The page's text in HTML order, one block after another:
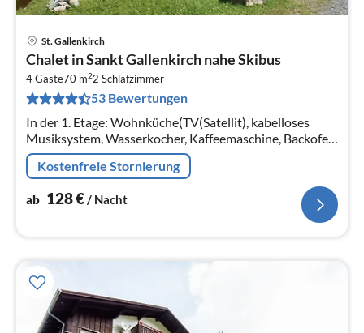
St. Gallenkirch
Chalet in Sankt Gallenkirch nahe Skibus
4 Gäste70 m22 Schlafzimmer
53 Bewertungen
In der 1. Etage: Wohnküche(TV(Satellit), kabelloses
Musiksystem, Wasserkocher, Kaffeemaschine, Backofen,
Kombi-Mikrowelle, Spülmaschine),
Schlafzimmer(Hochbett 2 Pers.)
Kostenfreie Stornierung
ab 128€/ Nacht